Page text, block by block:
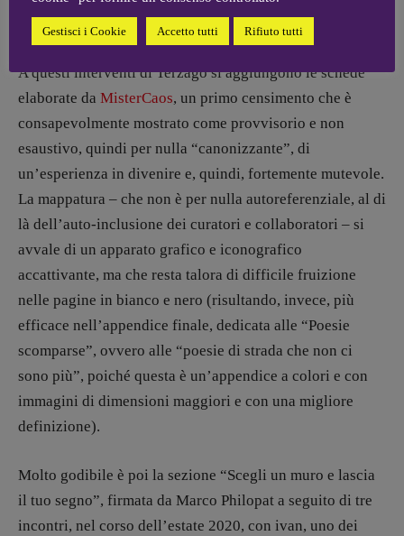
alla componente “poetica”.
A questi interventi di Terzago si aggiungono le schede
elaborate da MisterCaos, un primo censimento che è
consapevolmente mostrato come provvisorio e non
esaustivo, quindi per nulla “canonizzante”, di
un’esperienza in divenire e, quindi, fortemente mutevole.
La mappatura – che non è per nulla autoreferenziale, al di
là dell’auto-inclusione dei curatori e collaboratori – si
avvale di un apparato grafico e iconografico
accattivante, ma che resta talora di difficile fruizione
nelle pagine in bianco e nero (risultando, invece, più
efficace nell’appendice finale, dedicata alle “Poesie
scomparse”, ovvero alle “poesie di strada che non ci
sono più”, poiché questa è un’appendice a colori e con
immagini di dimensioni maggiori e con una migliore
definizione).
Molto godibile è poi la sezione “Scegli un muro e lascia
il tuo segno”, firmata da Marco Philopat a seguito di tre
incontri, nel corso dell’estate 2020, con ivan, uno dei
Gestisci i Cookie Accetto tutti Rifiuto tutti